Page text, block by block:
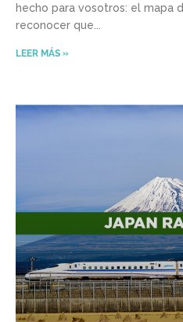
hecho para vosotros: el mapa
reconocer que
LEER MÁS »